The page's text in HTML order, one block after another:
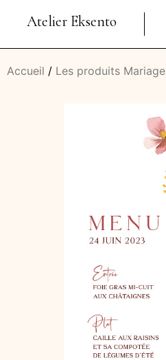
Atelier Eksento
Accueil / Les produits Mariage